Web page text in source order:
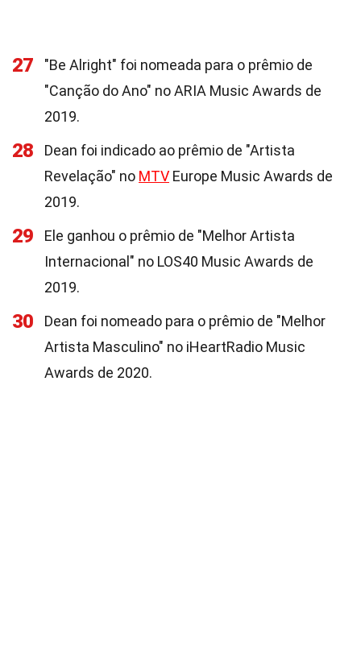
27
"Be Alright" foi nomeada para o prêmio de
"Canção do Ano" no ARIA Music Awards de
2019.
28
Dean foi indicado ao prêmio de "Artista
Revelação" no MTV Europe Music Awards de
2019.
29
Ele ganhou o prêmio de "Melhor Artista
Internacional" no LOS40 Music Awards de
2019.
30
Dean foi nomeado para o prêmio de "Melhor
Artista Masculino" no iHeartRadio Music
Awards de 2020.